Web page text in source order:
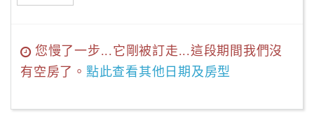
您慢了一步...它剛被訂走...這段期間我們沒
有空房了。 點此查看其他日期及房型